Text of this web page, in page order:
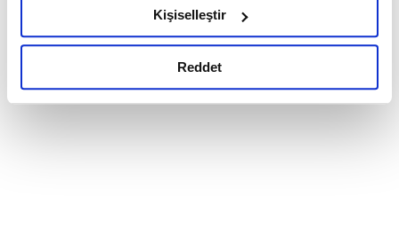
okumak ve sitemizi ziyaretiniz kapsamında
gerçekleştirilen veri işleme faaliyetleri ile ilgili daha
detaylı bilgi almak için lütfentıklayınız.
Kişiselleştir
Reddet